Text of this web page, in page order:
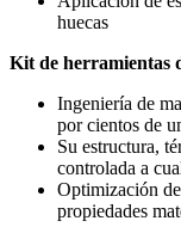
huecas
Kit de herramientas
Ingeniería de
por cientos de
Su estructura,
controlada a
Optimización
propiedades